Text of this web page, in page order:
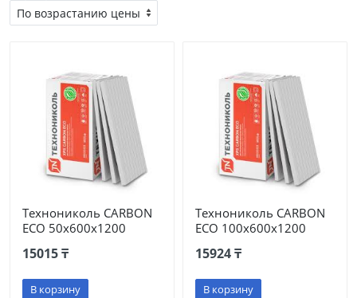
Технониколь CARBON
ECO 50х600х1200
15015 ₸
В корзину
Технониколь CARBON
ECO 100х600х1200
15924 ₸
В корзину